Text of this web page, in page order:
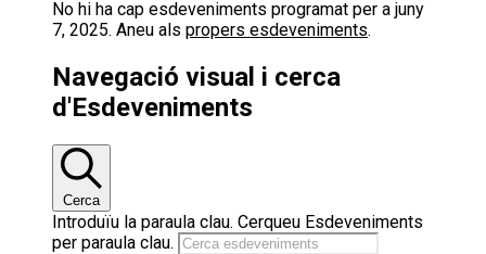
No hi ha cap esdeveniments programat per a juny
7, 2025. Aneu als propers esdeveniments.
Navegació visual i cerca
d'Esdeveniments
Cerca
Introduïu la paraula clau. Cerqueu Esdeveniments
per paraula clau.